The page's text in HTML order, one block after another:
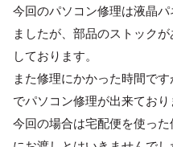
今回のパソコン修理は液晶
ましたが、部品のストック
しております。
また修理にかかった時間で
でパソコン修理が出来ており
今回の場合は宅配便を使っ